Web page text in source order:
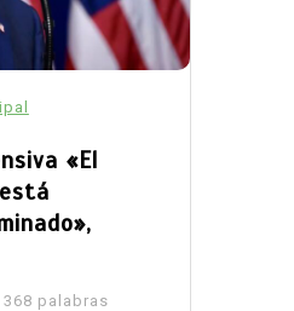
«El
368 palabras